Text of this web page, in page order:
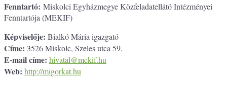
Fenntartó: Miskolci Egyházmegye Közfeladatellátó Intézményei
Fenntartója (MEKIF)
Képviselője: Bialkó Mária igazgató
Címe: 3526 Miskolc, Szeles utca 59.
E-mail címe: hivatal@mekif.hu
Web: http://migorkat.hu